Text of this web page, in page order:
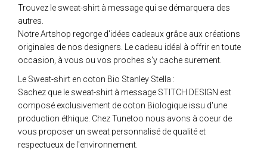
Trouvez le sweat-shirt à message qui se démarquera des
autres.
Notre Artshop regorge d'idées cadeaux grâce aux créations
originales de nos designers. Le cadeau idéal à offrir en toute
occasion, à vous ou vos proches s'y cache surement.
Le Sweat-shirt en coton Bio Stanley Stella :
Sachez que le sweat-shirt à message STITCH DESIGN est
composé exclusivement de coton Biologique issu d'une
production éthique. Chez Tunetoo nous avons à coeur de
vous proposer un sweat personnalisé de qualité et
respectueux de l'environnement.